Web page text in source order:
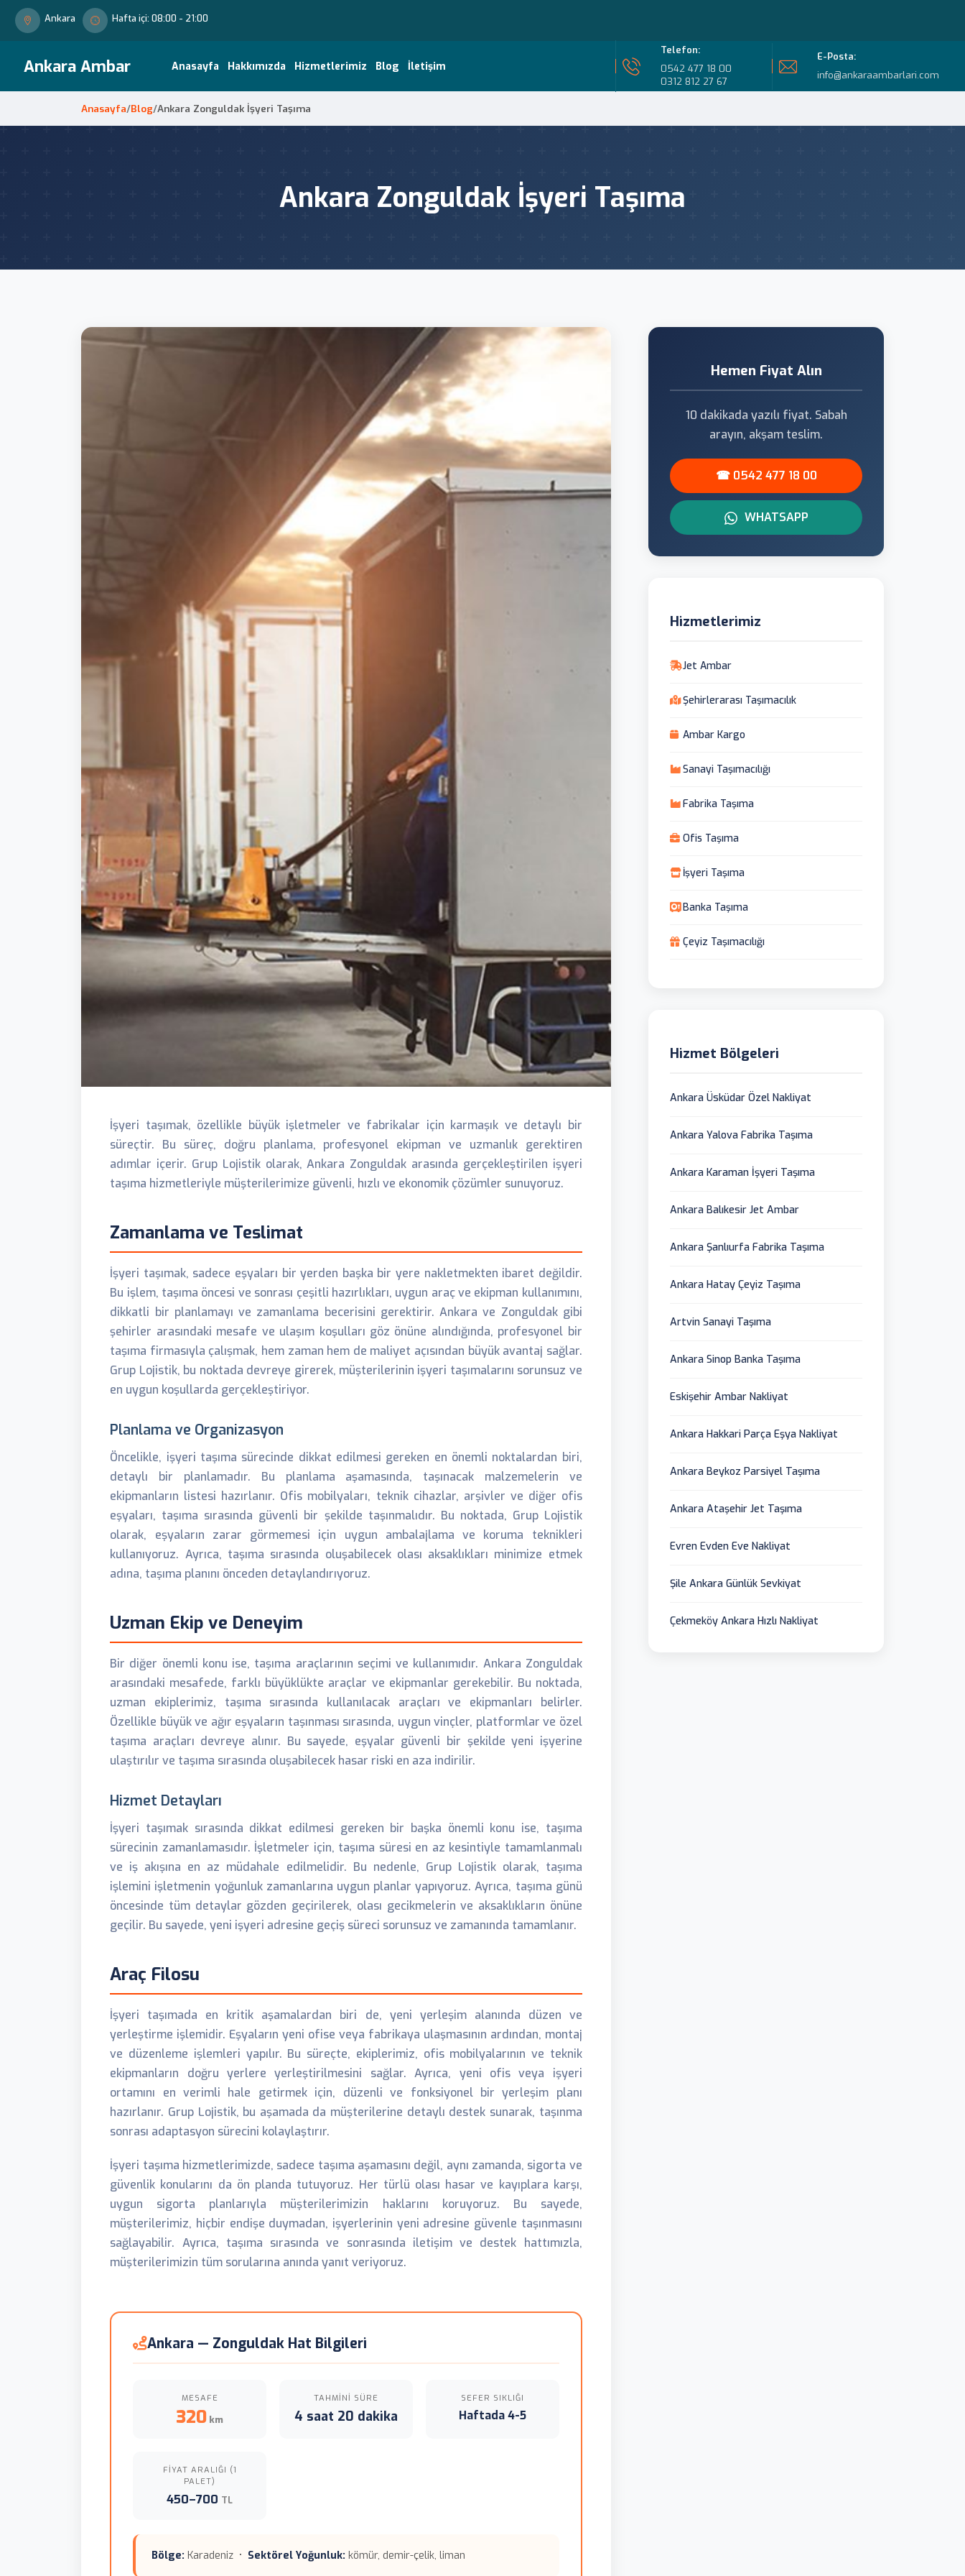
Ankara Hafta içi: 08:00 - 21:00
Ankara Ambar Anasayfa Hakkımızda Hizmetlerimiz Blog İletişim
Telefon:
0542 477 18 00
0312 812 27 67
E-Posta:
info@ankaraambarlari.com
Anasayfa/Blog/Ankara Zonguldak İşyeri Taşıma
Ankara Zonguldak İşyeri Taşıma
İşyeri taşımak, özellikle büyük işletmeler ve fabrikalar için karmaşık ve detaylı bir
süreçtir. Bu süreç, doğru planlama, profesyonel ekipman ve uzmanlık gerektiren
adımlar içerir. Grup Lojistik olarak, Ankara Zonguldak arasında gerçekleştirilen işyeri
taşıma hizmetleriyle müşterilerimize güvenli, hızlı ve ekonomik çözümler sunuyoruz.
Zamanlama ve Teslimat
İşyeri taşımak, sadece eşyaları bir yerden başka bir yere nakletmekten ibaret değildir.
Bu işlem, taşıma öncesi ve sonrası çeşitli hazırlıkları, uygun araç ve ekipman kullanımını,
dikkatli bir planlamayı ve zamanlama becerisini gerektirir. Ankara ve Zonguldak gibi
şehirler arasındaki mesafe ve ulaşım koşulları göz önüne alındığında, profesyonel bir
taşıma firmasıyla çalışmak, hem zaman hem de maliyet açısından büyük avantaj sağlar.
Grup Lojistik, bu noktada devreye girerek, müşterilerinin işyeri taşımalarını sorunsuz ve
en uygun koşullarda gerçekleştiriyor.
Planlama ve Organizasyon
Öncelikle, işyeri taşıma sürecinde dikkat edilmesi gereken en önemli noktalardan biri,
detaylı bir planlamadır. Bu planlama aşamasında, taşınacak malzemelerin ve
ekipmanların listesi hazırlanır. Ofis mobilyaları, teknik cihazlar, arşivler ve diğer ofis
eşyaları, taşıma sırasında güvenli bir şekilde taşınmalıdır. Bu noktada, Grup Lojistik
olarak, eşyaların zarar görmemesi için uygun ambalajlama ve koruma teknikleri
kullanıyoruz. Ayrıca, taşıma sırasında oluşabilecek olası aksaklıkları minimize etmek
adına, taşıma planını önceden detaylandırıyoruz.
Uzman Ekip ve Deneyim
Bir diğer önemli konu ise, taşıma araçlarının seçimi ve kullanımıdır. Ankara Zonguldak
arasındaki mesafede, farklı büyüklükte araçlar ve ekipmanlar gerekebilir. Bu noktada,
uzman ekiplerimiz, taşıma sırasında kullanılacak araçları ve ekipmanları belirler.
Özellikle büyük ve ağır eşyaların taşınması sırasında, uygun vinçler, platformlar ve özel
taşıma araçları devreye alınır. Bu sayede, eşyalar güvenli bir şekilde yeni işyerine
ulaştırılır ve taşıma sırasında oluşabilecek hasar riski en aza indirilir.
Hizmet Detayları
İşyeri taşımak sırasında dikkat edilmesi gereken bir başka önemli konu ise, taşıma
sürecinin zamanlamasıdır. İşletmeler için, taşıma süresi en az kesintiyle tamamlanmalı
ve iş akışına en az müdahale edilmelidir. Bu nedenle, Grup Lojistik olarak, taşıma
işlemini işletmenin yoğunluk zamanlarına uygun planlar yapıyoruz. Ayrıca, taşıma günü
öncesinde tüm detaylar gözden geçirilerek, olası gecikmelerin ve aksaklıkların önüne
geçilir. Bu sayede, yeni işyeri adresine geçiş süreci sorunsuz ve zamanında tamamlanır.
Araç Filosu
İşyeri taşımada en kritik aşamalardan biri de, yeni yerleşim alanında düzen ve
yerleştirme işlemidir. Eşyaların yeni ofise veya fabrikaya ulaşmasının ardından, montaj
ve düzenleme işlemleri yapılır. Bu süreçte, ekiplerimiz, ofis mobilyalarının ve teknik
ekipmanların doğru yerlere yerleştirilmesini sağlar. Ayrıca, yeni ofis veya işyeri
ortamını en verimli hale getirmek için, düzenli ve fonksiyonel bir yerleşim planı
hazırlanır. Grup Lojistik, bu aşamada da müşterilerine detaylı destek sunarak, taşınma
sonrası adaptasyon sürecini kolaylaştırır.
İşyeri taşıma hizmetlerimizde, sadece taşıma aşamasını değil, aynı zamanda, sigorta ve
güvenlik konularını da ön planda tutuyoruz. Her türlü olası hasar ve kayıplara karşı,
uygun sigorta planlarıyla müşterilerimizin haklarını koruyoruz. Bu sayede,
müşterilerimiz, hiçbir endişe duymadan, işyerlerinin yeni adresine güvenle taşınmasını
sağlayabilir. Ayrıca, taşıma sırasında ve sonrasında iletişim ve destek hattımızla,
müşterilerimizin tüm sorularına anında yanıt veriyoruz.
Ankara — Zonguldak Hat Bilgileri
MESAFE
320 km
TAHMINI SÜRE
4 saat 20 dakika
SEFER SIKLIĞI
Haftada 4-5
FIYAT ARALIĞI (1
PALET)
450–700 TL
Bölge: Karadeniz • Sektörel Yoğunluk: kömür, demir-çelik, liman
Hemen Fiyat Alın
10 dakikada yazılı fiyat. Sabah
arayın, akşam teslim.
☎ 0542 477 18 00
WHATSAPP
Hizmetlerimiz
Jet Ambar
Şehirlerarası Taşımacılık
Ambar Kargo
Sanayi Taşımacılığı
Fabrika Taşıma
Ofis Taşıma
İşyeri Taşıma
Banka Taşıma
Çeyiz Taşımacılığı
Hizmet Bölgeleri
Ankara Üsküdar Özel Nakliyat
Ankara Yalova Fabrika Taşıma
Ankara Karaman İşyeri Taşıma
Ankara Balıkesir Jet Ambar
Ankara Şanlıurfa Fabrika Taşıma
Ankara Hatay Çeyiz Taşıma
Artvin Sanayi Taşıma
Ankara Sinop Banka Taşıma
Eskişehir Ambar Nakliyat
Ankara Hakkari Parça Eşya Nakliyat
Ankara Beykoz Parsiyel Taşıma
Ankara Ataşehir Jet Taşıma
Evren Evden Eve Nakliyat
Şile Ankara Günlük Sevkiyat
Çekmeköy Ankara Hızlı Nakliyat